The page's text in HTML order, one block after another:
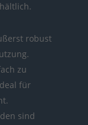
robust
zu
für
sind